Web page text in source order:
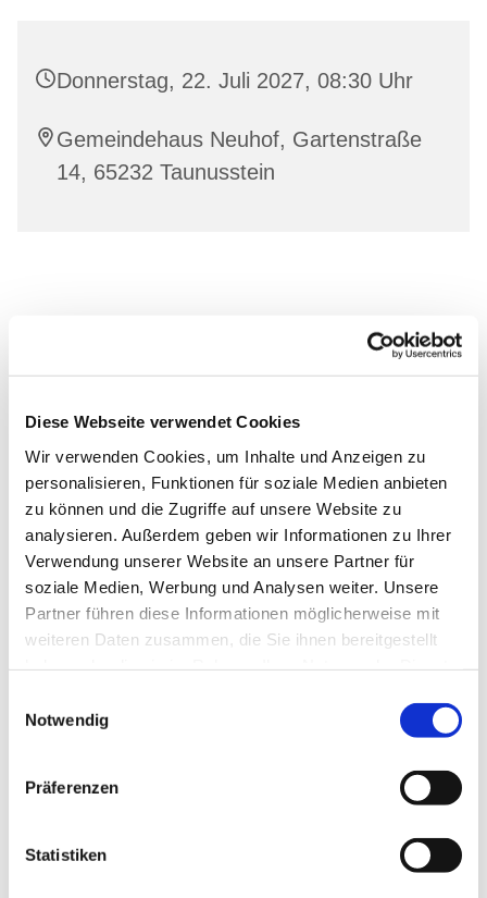
Diese Webseite verwendet Cookies
Wir verwenden Cookies, um Inhalte und Anzeigen zu
personalisieren, Funktionen für soziale Medien anbieten
zu können und die Zugriffe auf unsere Website zu
analysieren. Außerdem geben wir Informationen zu Ihrer
Verwendung unserer Website an unsere Partner für
soziale Medien, Werbung und Analysen weiter. Unsere
Partner führen diese Informationen möglicherweise mit
weiteren Daten zusammen, die Sie ihnen bereitgestellt
Notwendig
Präferenzen
Statistiken
Donnerstag, 22. Juli 2027, 08:30 Uhr
Gemeindehaus Neuhof, Gartenstraße
14, 65232 Taunusstein
Dies könnte Sie auch